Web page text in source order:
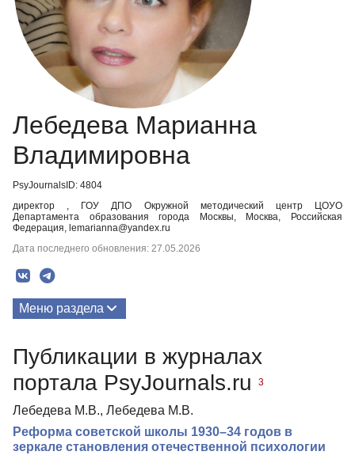
Лебедева Марианна
Владимировна
PsyJournalsID: 4804
директор , ГОУ ДПО Окружной методический центр ЦОУО
Департамента образования города Москвы, Москва, Российская
Федерация, lemarianna@yandex.ru
Дата последнего обновления: 27.05.2026
Меню раздела
Публикации в журналах
портала PsyJournals.ru
3
Лебедева М.В., Лебедева М.В.
Реформа советской школы 1930–34 годов в
зеркале становления отечественной психологии